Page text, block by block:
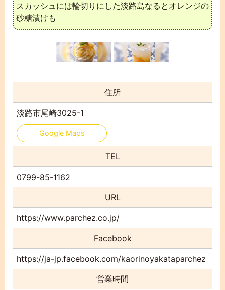
スカッシュには輪切りにした淡路島なるとオレンジの
砂糖漬けも
住所
淡路市尾崎3025-1
Google Maps
TEL
0799-85-1162
URL
https://www.parchez.co.jp/
Facebook
https://ja-jp.facebook.com/kaorinoyakataparchez
営業時間